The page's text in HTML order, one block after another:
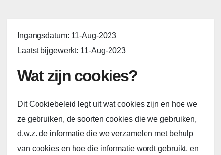
Ingangsdatum: 11-Aug-2023
Laatst bijgewerkt: 11-Aug-2023
Wat zijn cookies?
Dit Cookiebeleid legt uit wat cookies zijn en hoe we
ze gebruiken, de soorten cookies die we gebruiken,
d.w.z. de informatie die we verzamelen met behulp
van cookies en hoe die informatie wordt gebruikt, en